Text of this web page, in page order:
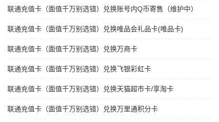
联通充值卡（面值千万别选错）兑换账号内Q币寄售（维护中）
联通充值卡（面值千万别选错）兑换唯品会礼品卡(唯品卡)
联通充值卡（面值千万别选错）兑换万商卡
联通充值卡（面值千万别选错）兑换飞银彩虹卡
联通充值卡（面值千万别选错）兑换天猫超市卡/享淘卡
联通充值卡（面值千万别选错）兑换万里通积分卡